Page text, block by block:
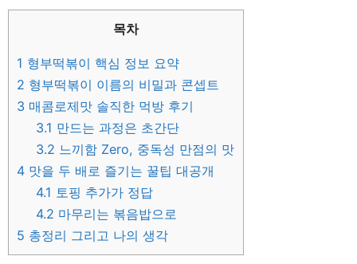
목차
1 형부떡볶이 핵심 정보 요약
2 형부떡볶이 이름의 비밀과 콘셉트
3 매콤로제맛 솔직한 먹방 후기
3.1 만드는 과정은 초간단
3.2 느끼함 Zero, 중독성 만점의 맛
4 맛을 두 배로 즐기는 꿀팁 대공개
4.1 토핑 추가가 정답
4.2 마무리는 볶음밥으로
5 총정리 그리고 나의 생각